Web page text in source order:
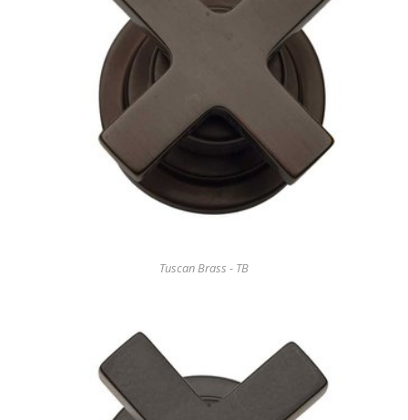
Tuscan Brass - TB